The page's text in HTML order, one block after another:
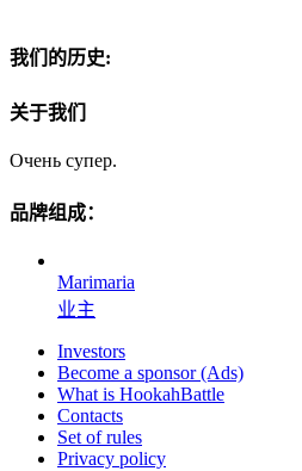
我们的历史:
关于我们
Очень супер.
品牌组成：
Marimaria
业主
Investors
Become a sponsor (Ads)
What is HookahBattle
Contacts
Set of rules
Privacy policy